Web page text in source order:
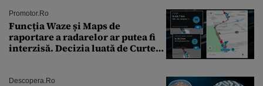
Promotor.ro
Funcția Waze și Maps de
raportare a radarelor ar putea fi
interzisă. Decizia luată de Curtea
Descopera.ro